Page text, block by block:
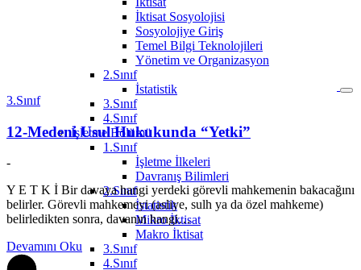
İktisat Sosyolojisi
Sosyolojiye Giriş
Temel Bilgi Teknolojileri
Yönetim ve Organizasyon
2.Sınıf
İstatistik
3.Sınıf
4.Sınıf
İşletme Bölümü
1.Sınıf
İşletme İlkeleri
Davranış Bilimleri
2.Sınıf
İstatistik
Mikro İktisat
Makro İktisat
3.Sınıf
4.Sınıf
3.Sınıf
12-Medeni Usul Hukukunda “Yetki”
-
Y E T K İ Bir davaya hangi yerdeki görevli mahkemenin bakacağını
belirler. Görevli mahkemeyi (asliye, sulh ya da özel mahkeme)
belirledikten sonra, davanın hangi…
Devamını Oku